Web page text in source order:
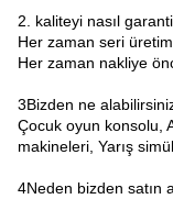
2. kaliteyi nasıl
Her zaman seri
Her zaman nakliye
3Bizden ne
Çocuk oyun konsolu,
makineleri, Yarış
4Neden bizden satın